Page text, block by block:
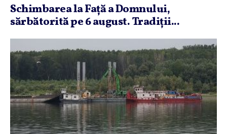
Schimbarea la Faţă a Domnului,
sărbătorită pe 6 august. Tradiţii...